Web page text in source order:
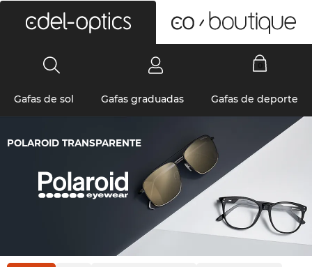
Gafas de sol Gafas graduadas Gafas de deporte
POLAROID TRANSPARENTE